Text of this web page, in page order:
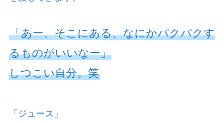
「あー、そこにある、なにかパクパクす
るものがいいなー」
しつこい自分。笑
「ジュース」